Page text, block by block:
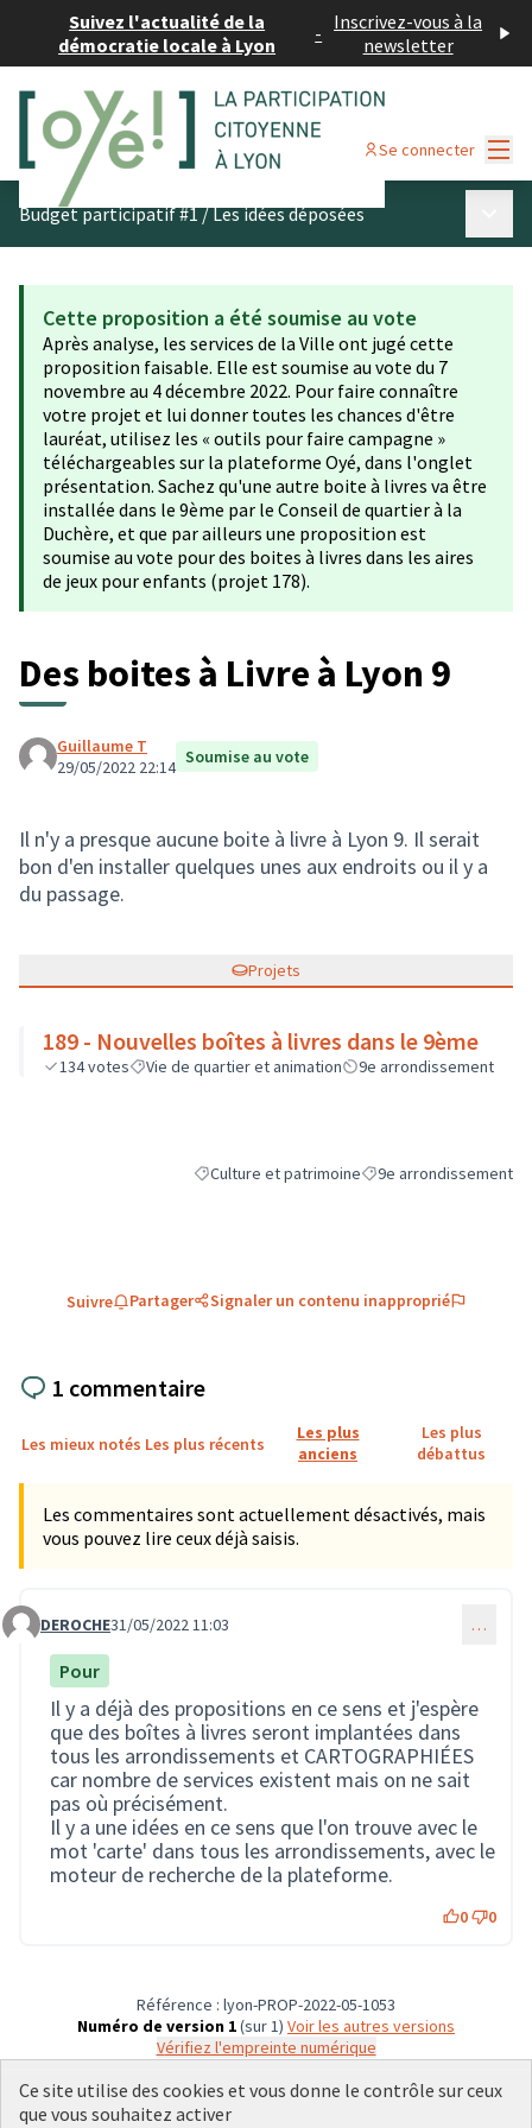
Suivez l'actualité de la
démocratie locale à Lyon
- Inscrivez-vous à la
newsletter
Se connecter
Budget participatif #1/Les idées déposées
Cette proposition a été soumise au vote
Après analyse, les services de la Ville ont jugé cette
proposition faisable. Elle est soumise au vote du 7
novembre au 4 décembre 2022. Pour faire connaître
votre projet et lui donner toutes les chances d'être
lauréat, utilisez les « outils pour faire campagne »
téléchargeables sur la plateforme Oyé, dans l'onglet
présentation. Sachez qu'une autre boite à livres va être
installée dans le 9ème par le Conseil de quartier à la
Duchère, et que par ailleurs une proposition est
soumise au vote pour des boites à livres dans les aires
de jeux pour enfants (projet 178).
Des boites à Livre à Lyon 9
Guillaume T
29/05/2022 22:14 Soumise au vote
Il n'y a presque aucune boite à livre à Lyon 9. Il serait
bon d'en installer quelques unes aux endroits ou il y a
du passage.
Projets
189 - Nouvelles boîtes à livres dans le 9ème
134votes Vie de quartier et animation 9e arrondissement
Filtrer les résultats de la catégorie : Culture et
Culture et patrimoineFiltrer les résultats
9e arrondissement
Suivre Partager Signaler un contenu inapproprié
1 commentaire
Les mieux notés Les plus récents
Les plus
anciens
Les plus
débattus
Les commentaires sont actuellement désactivés, mais
vous pouvez lire ceux déjà saisis.
Commentaire 1124
DEROCHE31/05/2022 11:03 …
Pour
Il y a déjà des propositions en ce sens et j'espère
que des boîtes à livres seront implantées dans
tous les arrondissements et CARTOGRAPHIÉES
car nombre de services existent mais on ne sait
pas où précisément.
Il y a une idées en ce sens que l'on trouve avec le
mot 'carte' dans tous les arrondissements, avec le
moteur de recherche de la plateforme.
0 0
Référence : lyon-PROP-2022-05-1053
Numéro de version 1(sur 1)
voir les autres versions
Vérifiez l'empreinte numérique
Ce site utilise des cookies et vous donne le contrôle sur ceux
que vous souhaitez activer